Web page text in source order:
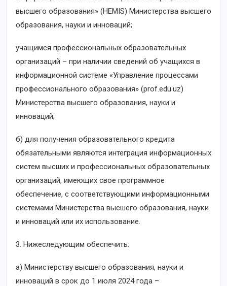
высшего образования» (HEMIS) Министерства высшего
образования, науки и инноваций;
учащимся профессиональных образовательных
организаций – при наличии сведений об учащихся в
информационной системе «Управление процессами
профессионального образования» (prof.edu.uz)
Министерства высшего образования, науки и
инноваций;
б) для получения образовательного кредита
обязательными являются интеграция информационных
систем высших и профессиональных образовательных
организаций, имеющих свое программное
обеспечение, с соответствующими информационными
системами Министерства высшего образования, науки
и инноваций или их использование.
3. Нижеследующим обеспечить:
а) Министерству высшего образования, науки и
инноваций в срок до 1 июля 2024 года –